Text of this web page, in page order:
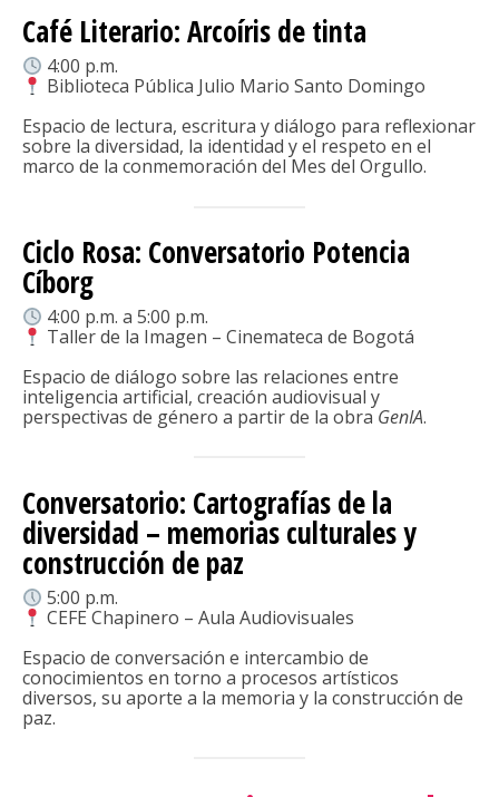
Café Literario: Arcoíris de tinta
4:00 p.m.
Biblioteca Pública Julio Mario Santo Domingo
Espacio de lectura, escritura y diálogo para reflexionar
sobre la diversidad, la identidad y el respeto en el
marco de la conmemoración del Mes del Orgullo.
Ciclo Rosa: Conversatorio Potencia
Cíborg
4:00 p.m. a 5:00 p.m.
Taller de la Imagen – Cinemateca de Bogotá
Espacio de diálogo sobre las relaciones entre
inteligencia artificial, creación audiovisual y
perspectivas de género a partir de la obra GenIA.
Conversatorio: Cartografías de la
diversidad – memorias culturales y
construcción de paz
5:00 p.m.
CEFE Chapinero – Aula Audiovisuales
Espacio de conversación e intercambio de
conocimientos en torno a procesos artísticos
diversos, su aporte a la memoria y la construcción de
paz.